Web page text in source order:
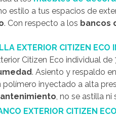
estilo a tus espacios de
. Con respecto a los bancos
EXTERIOR CITIZEN ECO
Citizen Eco individual de
. Asiento y respaldo
polímero inyectado a alta
, no se astilla ni
EXTERIOR CITIZEN